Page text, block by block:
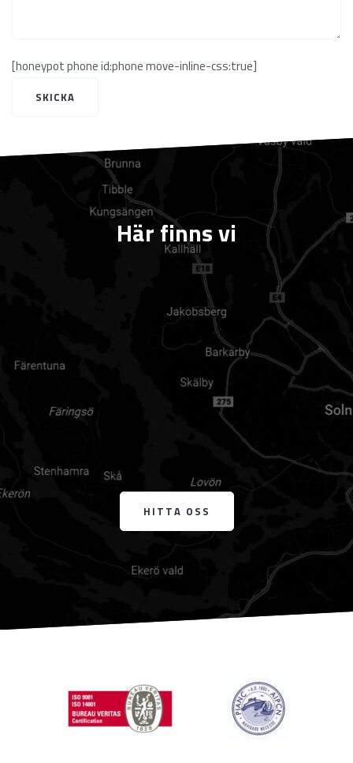
[honeypot phone id:phone move-inline-css:true]
Här finns vi
HITTA OSS